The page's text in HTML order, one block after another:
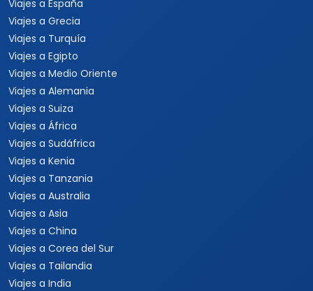
Viajes a España
Viajes a Grecia
Viajes a Turquía
Viajes a Egipto
Viajes a Medio Oriente
Viajes a Alemania
Viajes a Suiza
Viajes a África
Viajes a Sudáfrica
Viajes a Kenia
Viajes a Tanzania
Viajes a Australia
Viajes a Asia
Viajes a China
Viajes a Corea del Sur
Viajes a Tailandia
Viajes a India